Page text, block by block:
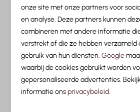
Tussen de
Skibus voor de deur, 7
onze site met onze partners voor
en analyse. Deze partners kunnen
combineren met andere informatie
verstrekt of die ze hebben verzameld
gebruik van hun diensten.Google
waarbij de cookies gebruikt worden
gepersonaliseerde advertenties.
informatie onsprivacybeleid.